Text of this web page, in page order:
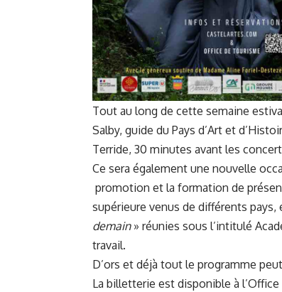
Tout au long de cette semaine
Salby, guide du Pays d’Art et
Terride, 30 minutes avant les
Ce sera également une nouvelle
promotion et la formation de
supérieure venus de différents pays,
demain» réunies sous l’intitulé
travail.
D’ors et déjà tout le programme
La billetterie est disponible à